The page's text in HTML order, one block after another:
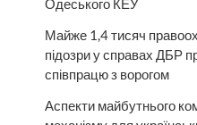
Одеського КЕУ
Майже 1,4 тисяч
підозри у справах ДБР
співпрацю з ворогом
Аспекти майбутнього